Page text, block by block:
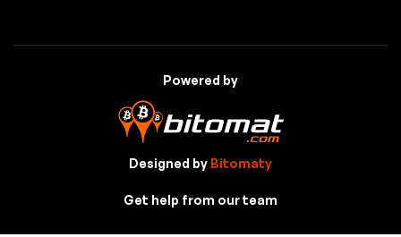
Powered by
Designed by Bitomaty
Get help from our team